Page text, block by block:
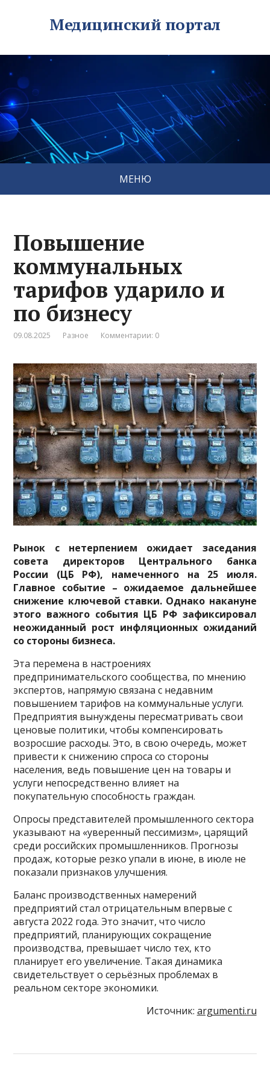
Медицинский портал
МЕНЮ
Повышение
коммунальных
тарифов ударило и
по бизнесу
09.08.2025 Разное Комментарии: 0
Рынок с нетерпением ожидает заседания
совета директоров Центрального банка
России (ЦБ РФ), намеченного на 25 июля.
Главное событие – ожидаемое дальнейшее
снижение ключевой ставки. Однако накануне
этого важного события ЦБ РФ зафиксировал
неожиданный рост инфляционных ожиданий
со стороны бизнеса.
Эта перемена в настроениях
предпринимательского сообщества, по мнению
экспертов, напрямую связана с недавним
повышением тарифов на коммунальные услуги.
Предприятия вынуждены пересматривать свои
ценовые политики, чтобы компенсировать
возросшие расходы. Это, в свою очередь, может
привести к снижению спроса со стороны
населения, ведь повышение цен на товары и
услуги непосредственно влияет на
покупательную способность граждан.
Опросы представителей промышленного сектора
указывают на «уверенный пессимизм», царящий
среди российских промышленников. Прогнозы
продаж, которые резко упали в июне, в июле не
показали признаков улучшения.
Баланс производственных намерений
предприятий стал отрицательным впервые с
августа 2022 года. Это значит, что число
предприятий, планирующих сокращение
производства, превышает число тех, кто
планирует его увеличение. Такая динамика
свидетельствует о серьёзных проблемах в
реальном секторе экономики.
Источник: argumenti.ru